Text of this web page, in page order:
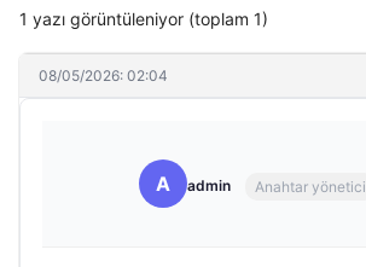
1 yazı görüntüleniyor (toplam 1)
08/05/2026: 02:04
A admin Anahtar yönetici